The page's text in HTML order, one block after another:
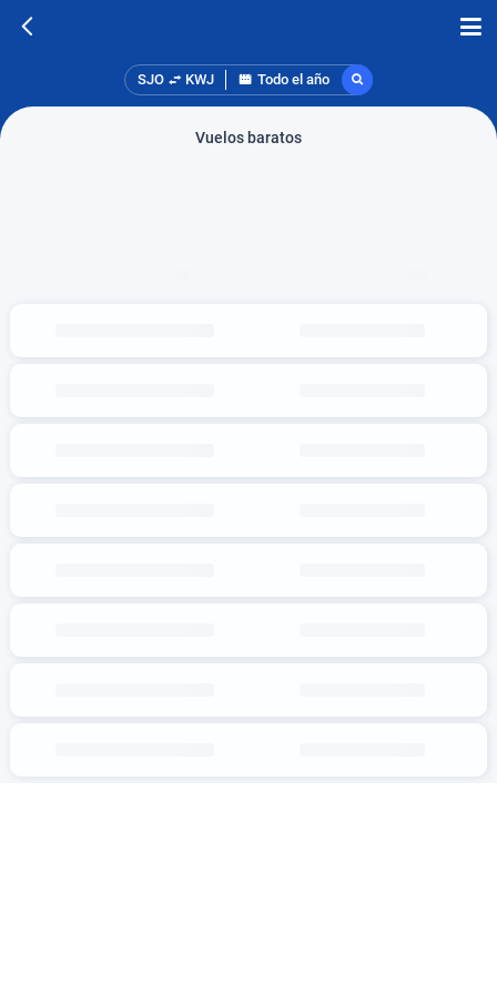
SJO KWJ Todo el año
Vuelos baratos